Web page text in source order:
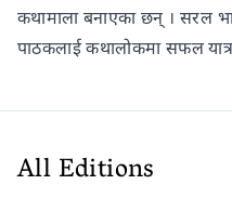
कथामाला बनाएका छन् । सरल
पाठकलाई कथालोकमा सफल
All Editions